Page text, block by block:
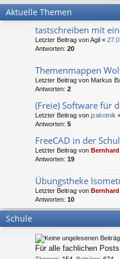
ug
riff
Aktuelle Themen
tastschreiben mit
Letzter Beitrag vonAgil «
Antworten: 20
Themenmappen
Letzter Beitrag von Markus
Antworten: 2
(Freie) Software für
Letzter Beitrag von jzakotnik
Antworten: 5
FreeCAD in der
Letzter Beitrag von Bernhard
Antworten: 19
Übungstheke
Letzter Beitrag von Bernhard
Antworten: 10
Schule
Für alle fachlichen